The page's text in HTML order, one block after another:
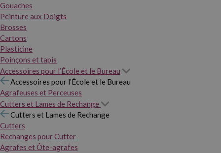
Gouaches
Peinture aux Doigts
Brosses
Cartons
Plasticine
Poinçons et tapis
Accessoires pour l’École et le Bureau
Accessoires pour l’École et le Bureau
Agrafeuses et Perceuses
Cutters et Lames de Rechange
Cutters et Lames de Rechange
Cutters
Rechanges pour Cutter
Agrafes et Ôte-agrafes